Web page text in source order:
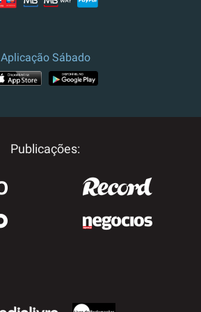
Aplicação Sábado
Publicações: